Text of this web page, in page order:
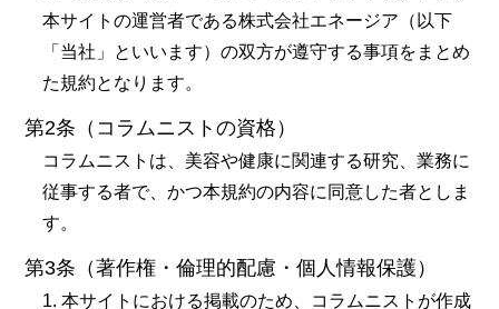
本サイトの運営者である株式会社エネージア（以下
「当社」といいます）の双方が遵守する事項をまとめ
た規約となります。
第2条（コラムニストの資格）
コラムニストは、美容や健康に関連する研究、業務に
従事する者で、かつ本規約の内容に同意した者としま
す。
第3条（著作権・倫理的配慮・個人情報保護）
本サイトにおける掲載のため、コラムニストが作成